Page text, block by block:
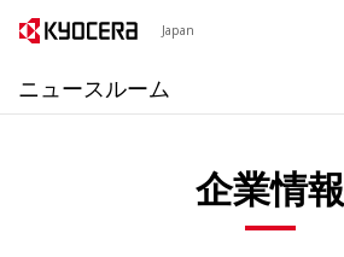
Japan
ニュースルーム
企業情報